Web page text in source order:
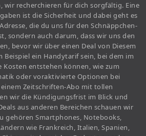
wir recherchieren für dich sorgfältig. Eine
ist die Sicherheit und dabei geht es
die du uns für den Schnäppchen-
sondern auch darum, dass wir uns den
bevor wir über einen Deal von Diesem
Beispiel ein Handytarif sein, bei dem im
Kosten entstehen können, wie zum
oder voraktivierte Optionen bei
Zeitschriften-Abo mit tollen
wir die Kündigungsfrist im Blick und
aus anderen Bereichen schauen wir
gehören Smartphones, Notebooks,
wie Frankreich, Italien, Spanien,